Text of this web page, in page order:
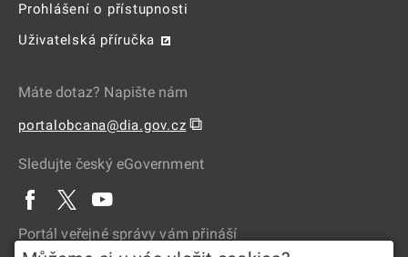
Prohlášení o přístupnosti
Uživatelská příručka
Máte dotaz? Napište nám
portalobcana@dia.gov.cz ⧉
Sledujte český eGovernment
Portál veřejné správy vám přináší